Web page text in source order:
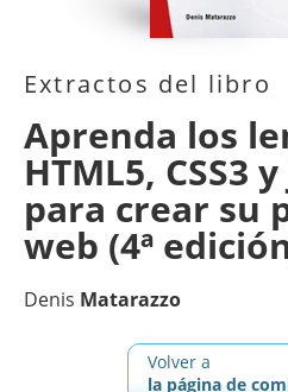
Extractos del libro
Aprenda los
HTML5, CSS3
para crear su
web (4ª
Denis Matarazzo
Volver a
la página de